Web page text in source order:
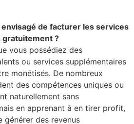
de facturer les services
?
vous possédiez des
ou services supplémentaires
monétisés. De nombreux
des compétences uniques ou
naturellement sans
en apprenant à en tirer profit,
générer des revenus